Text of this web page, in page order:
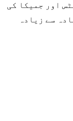
اور جمیکا کی
سے زیادہ